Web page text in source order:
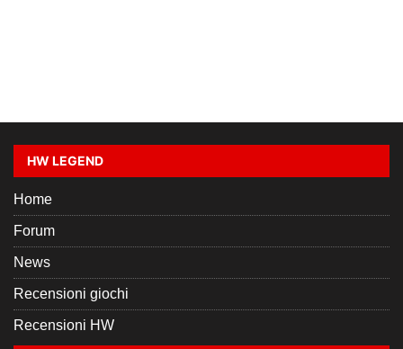
HW LEGEND
Home
Forum
News
Recensioni giochi
Recensioni HW